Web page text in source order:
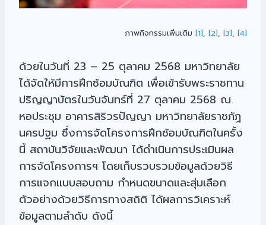
ภาพกิจกรรมเพิ่มเติม [1], [2], [3], [4]
ด้วยในวันที่ 23 – 25 ตุลาคม 2568 มหาวิทยาลัย
ได้จัดให้มีการฝึกซ้อมบัณฑิต เพื่อเข้ารับพระราชทาน
ปริญญาบัตรในวันจันทร์ที่ 27 ตุลาคม 2568 ณ
หอประชุม อาคารสิริวรปัญญา มหาวิทยาลัยราชภัฏ
นครปฐม ซึ่งการจัดโครงการฝึกซ้อมบัณฑิตในครั้ง
นี้ สถาบันวิจัยและพัฒนา ได้ดำเนินการประเมินผล
การจัดโครงการฯ โดยเก็บรวบรวมข้อมูลด้วยวิธี
การแจกแบบสอบถาม กำหนดขนาดและสุ่มเลือก
ตัวอย่างด้วยวิธีการทางสถิติ ได้ผลการวิเคราะห์
ข้อมูลตามลำดับ ดังนี้